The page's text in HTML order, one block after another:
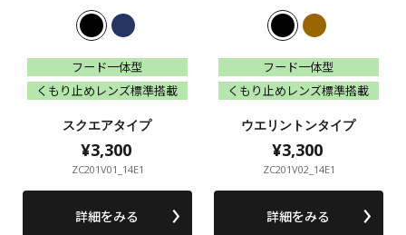
フード一体型
くもり止めレンズ標準搭載
スクエアタイプ
¥3,300
ZC201V01_14E1
詳細をみる
フード一体型
くもり止めレンズ標準搭載
¥3,300
フード一体型
くもり止めレンズ標準搭載
ウエリントンタイプ
¥3,300
ZC201V02_14E1
詳細をみる
フード一体型
くもり止めレンズ標準搭載
¥3,300